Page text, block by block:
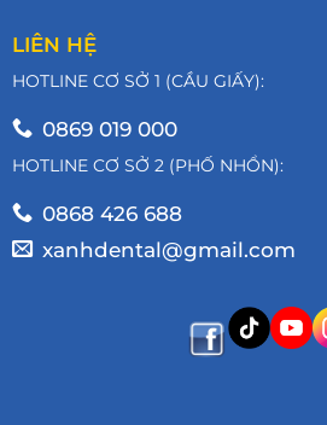
LIÊN HỆ
HOTLINE CƠ SỞ 1 (CẦU GIẤY):
0869 019 000
HOTLINE CƠ SỞ 2 (PHỐ NHỔN):
0868 426 688
xanhdental@gmail.com